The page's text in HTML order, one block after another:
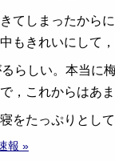
てしまったから
もきれいにして
らしい。本当に
，これからはあ
をたっぷりとして
報 »